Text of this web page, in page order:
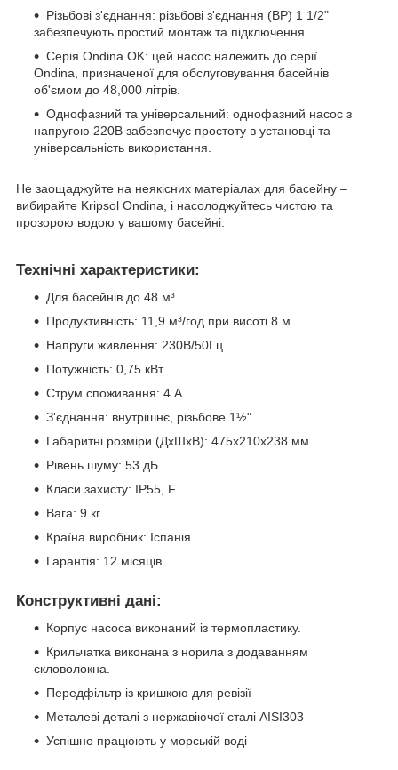
Різьбові з'єднання: різьбові з'єднання (ВР) 1 1/2"
забезпечують простий монтаж та підключення.
Серія Ondina OK: цей насос належить до серії
Ondina, призначеної для обслуговування басейнів
об'ємом до 48,000 літрів.
Однофазний та універсальний: однофазний насос з
напругою 220В забезпечує простоту в установці та
універсальність використання.
Не заощаджуйте на неякісних матеріалах для басейну –
вибирайте Kripsol Ondina, і насолоджуйтесь чистою та
прозорою водою у вашому басейні.
Технічні характеристики:
Для басейнів до 48 м³
Продуктивність: 11,9 м³/год при висоті 8 м
Напруги живлення: 230B/50Гц
Потужність: 0,75 кВт
Струм споживання: 4 А
З'єднання: внутрішнє, різьбове 1½"
Габаритні розміри (ДxШxВ): 475x210x238 мм
Рівень шуму: 53 дБ
Класи захисту: IP55, F
Вага: 9 кг
Країна виробник: Іспанія
Гарантія: 12 місяців
Конструктивні дані:
Корпус насоса виконаний із термопластику.
Крильчатка виконана з норила з додаванням
скловолокна.
Передфільтр із кришкою для ревізії
Металеві деталі з нержавіючої сталі AISI303
Успішно працюють у морській воді